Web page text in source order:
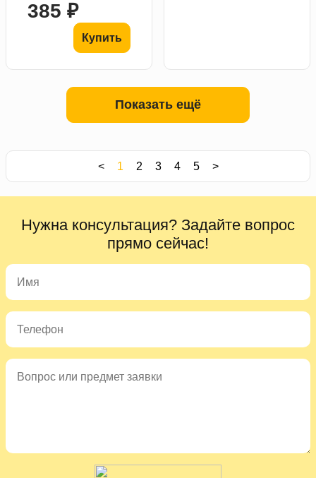
385 ₽
Купить
Показать ещё
< 1 2 3 4 5 >
Нужна консультация? Задайте вопрос
прямо сейчас!